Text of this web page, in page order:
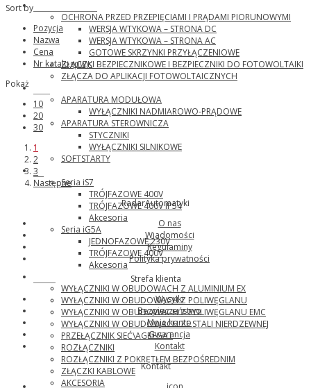
OCHRONA PRZED PRZEPIĘCIAMI I PRĄDAMI PIORUNOWYMI
WERSJA WTYKOWA – STRONA DC
WERSJA WTYKOWA – STRONA AC
GOTOWE SKRZYNKI PRZYŁĄCZENIOWE
ZŁĄCZKI BEZPIECZNIKOWE I BEZPIECZNIKI DO FOTOWOLTAIKI
ZŁĄCZA DO APLIKACJI FOTOWOLTAICZNYCH
APARATURA MODUŁOWA
WYŁĄCZNIKI NADMIAROWO-PRĄDOWE
APARATURA STEROWNICZA
STYCZNIKI
WYŁĄCZNIKI SILNIKOWE
SOFTSTARTY
LG
Seria iS7
TRÓJFAZOWE 400V
TRÓJFAZOWE 400V IP54
Akcesoria
Seria iG5A
JEDNOFAZOWE 230V
TRÓJFAZOWE 400V
Akcesoria
WYŁĄCZNIKI W OBUDOWACH Z ALUMINIUM EX
WYŁĄCZNIKI W OBUDOWACH Z POLIWĘGLANU
WYŁĄCZNIKI W OBUDOWACH Z POLIWĘGLANU EMC
WYŁĄCZNIKI W OBUDOWACH ZE STALI NIERDZEWNEJ
PRZEŁĄCZNIK SIEĆ\AGREGAT
ROZŁĄCZNIKI
ROZŁĄCZNIKI Z POKRĘTŁEM BEZPOŚREDNIM
ZŁĄCZKI KABLOWE
AKCESORIA
Sort by
Pozycja
Nazwa
Cena
Nr katalogowy:
Pokaż
10
20
30
1
2
3
Następne
RadarAutomatyki
O nas
Wiadomości
Regulaminy
Polityka prywatności
Strefa klienta
Wysyłki
Bezpieczeństwo
Moje konto
Gwarancja
Kontakt
Kontakt